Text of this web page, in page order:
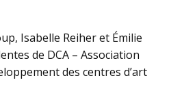
Isabelle Reiher et Émilie
de DCA – Association
des centres d’art